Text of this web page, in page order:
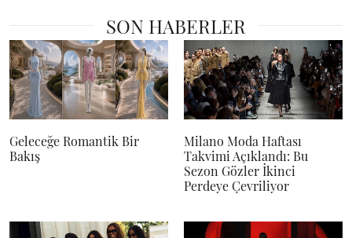
SON HABERLER
Geleceğe Romantik Bir
Bakış
Milano Moda Haftası
Takvimi Açıklandı: Bu
Sezon Gözler İkinci
Perdeye Çevriliyor